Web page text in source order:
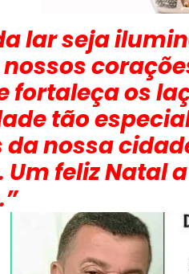
lar seja
fortaleça os
tão
da nossa
feliz Natal